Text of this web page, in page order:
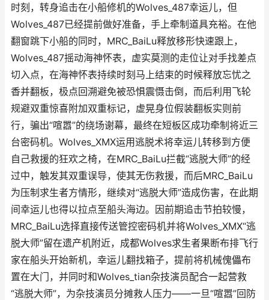
时刻，转身追击在小船修机的Wolves_487幸运儿，但
Wolves_487已经提前做好准备，手上牵制道具充裕。在他
翻窗跳下小船的同时，MRC_BaiLu释放移形快速跟上，
Wolves_487摇动海神怀表，虚实莫测的走位让对手找差点
切入点，在海神怀表持续时刻马上结束的时候释放忘忧之
香并翻板，极点回溯避免被恐惧震慑击倒，而后利用飞轮
规避双重惊喜附加双重标记，虚晃身位假装翻板实则前
行，骗出“喧嚣”的绕场谢幕，最终在短板区成功牵制将近三
台密码机。Wolves_XMX运用逃脱术将幸运儿转移到方便
自己救援的狂欢之椅，在MRC_BaiLu拦截“逃脱大师”的经
过中，触发其双重误导，使其无伤救援，而后MRC_BaiLu
为压制求生者方情形，继续对“逃脱大师”造成伤害，在此期
间幸运儿也得以拉点至船头海边。因前期追击节拍较慢，
MRC_BaiLu选择直接传送管控密码机并将Wolves_XMX“逃
脱大师”留在遗产机附近，成都Wolves求生者果断布排飞行
家在船头开始新机，幸运儿翻找箱子，提前将机械傀儡布
置在大门，并同时和Wolves_tian杂技演员配合一起营救
“逃脱大师”，为杂技演员分摊救人压力——一旦“喧嚣”回防